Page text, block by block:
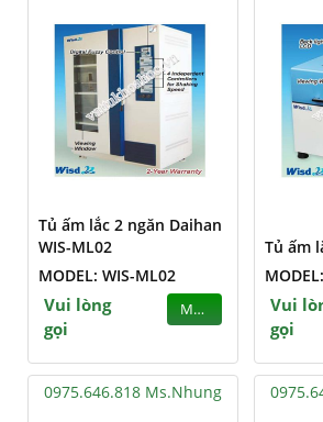
Tủ ấm lắc 2 ngăn Daihan
WIS-ML02
MODEL: WIS-ML02
Vui lòng
gọi
MUA
Tủ ấm
Vui
gọi
0975.646.818 Ms.Nhung